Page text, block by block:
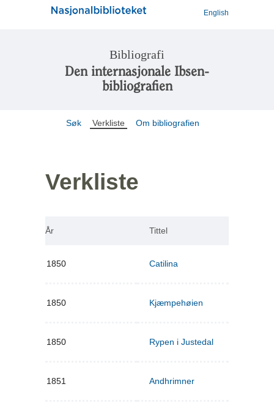
English
Bibliografi
Den internasjonale Ibsen-
bibliografien
Søk Verkliste Om bibliografien
Verkliste
År Tittel
1850 Catilina
1850 Kjæmpehøien
1850 Rypen i Justedal
1851 Andhrimner